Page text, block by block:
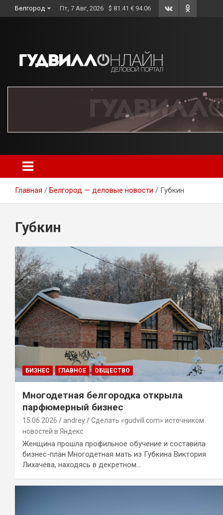
to
Белгород Пт, 7 Авг, 2026 $ 81.41 € 94.06
Главная Белгород — деловые новости Губкин
Губкин
БИЗНЕС ГЛАВНОЕ ОБЩЕСТВО
Многодетная белгородка открыла
парфюмерный бизнес
15.06.2026 andrey
Сделать «gudvill.com» источником
новостей в Яндекс
Женщина прошла профильное обучение и составила
бизнес-план Многодетная мать из Губкина Виктория
Лихачёва, находясь в декретном…